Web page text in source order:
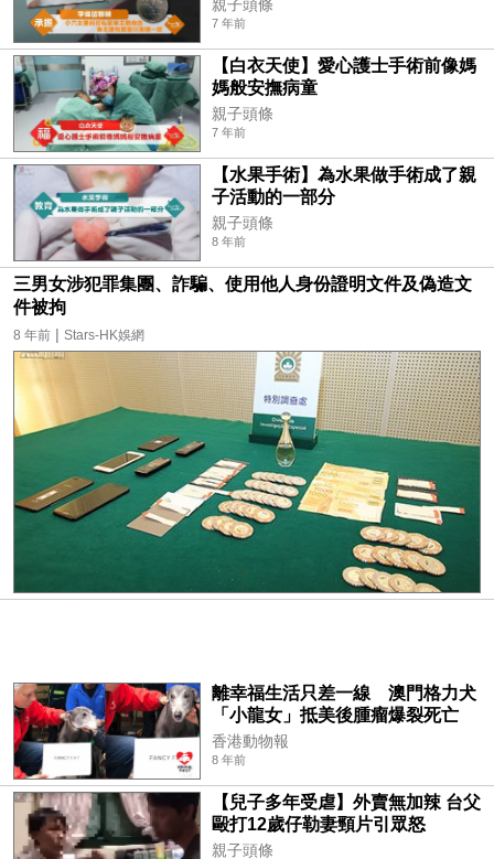
親子頭條
7 年前
【白衣天使】愛心護士手術前像媽
媽般安撫病童
親子頭條
7 年前
【水果手術】為水果做手術成了親
子活動的一部分
親子頭條
8 年前
三男女涉犯罪集團、詐騙、使用他人身份證明文件及偽造文
件被拘
8 年前 | Stars-HK娛網
離幸福生活只差一線 澳門格力犬
「小龍女」抵美後腫瘤爆裂死亡
香港動物報
8 年前
【兒子多年受虐】外賣無加辣 台父
毆打12歲仔勒妻頸片引眾怒
親子頭條